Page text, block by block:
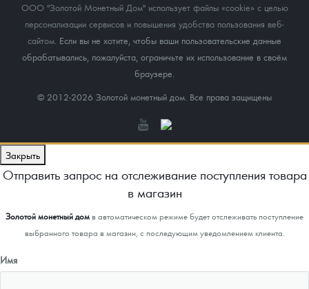
ООО "Золотой Монетный Дом" использует файлы «cookie» с целью
персонализации сервисов и повышения удобства пользования веб-
сайтом . Если вы не хотите, чтобы ваши пользовательские данные
обрабатывались, пожалуйста, ограничьте их использование в своём
браузере.
© 2012-2026 Золотой монетный дом. Все права защищены
Закрыть
Отправить запрос на отслеживание поступления товара
в магазин
Золотой монетный домв автоматическом режиме будет отслеживать поступление
выбранного товара в магазин, с последующим уведомлением клиента.
Имя